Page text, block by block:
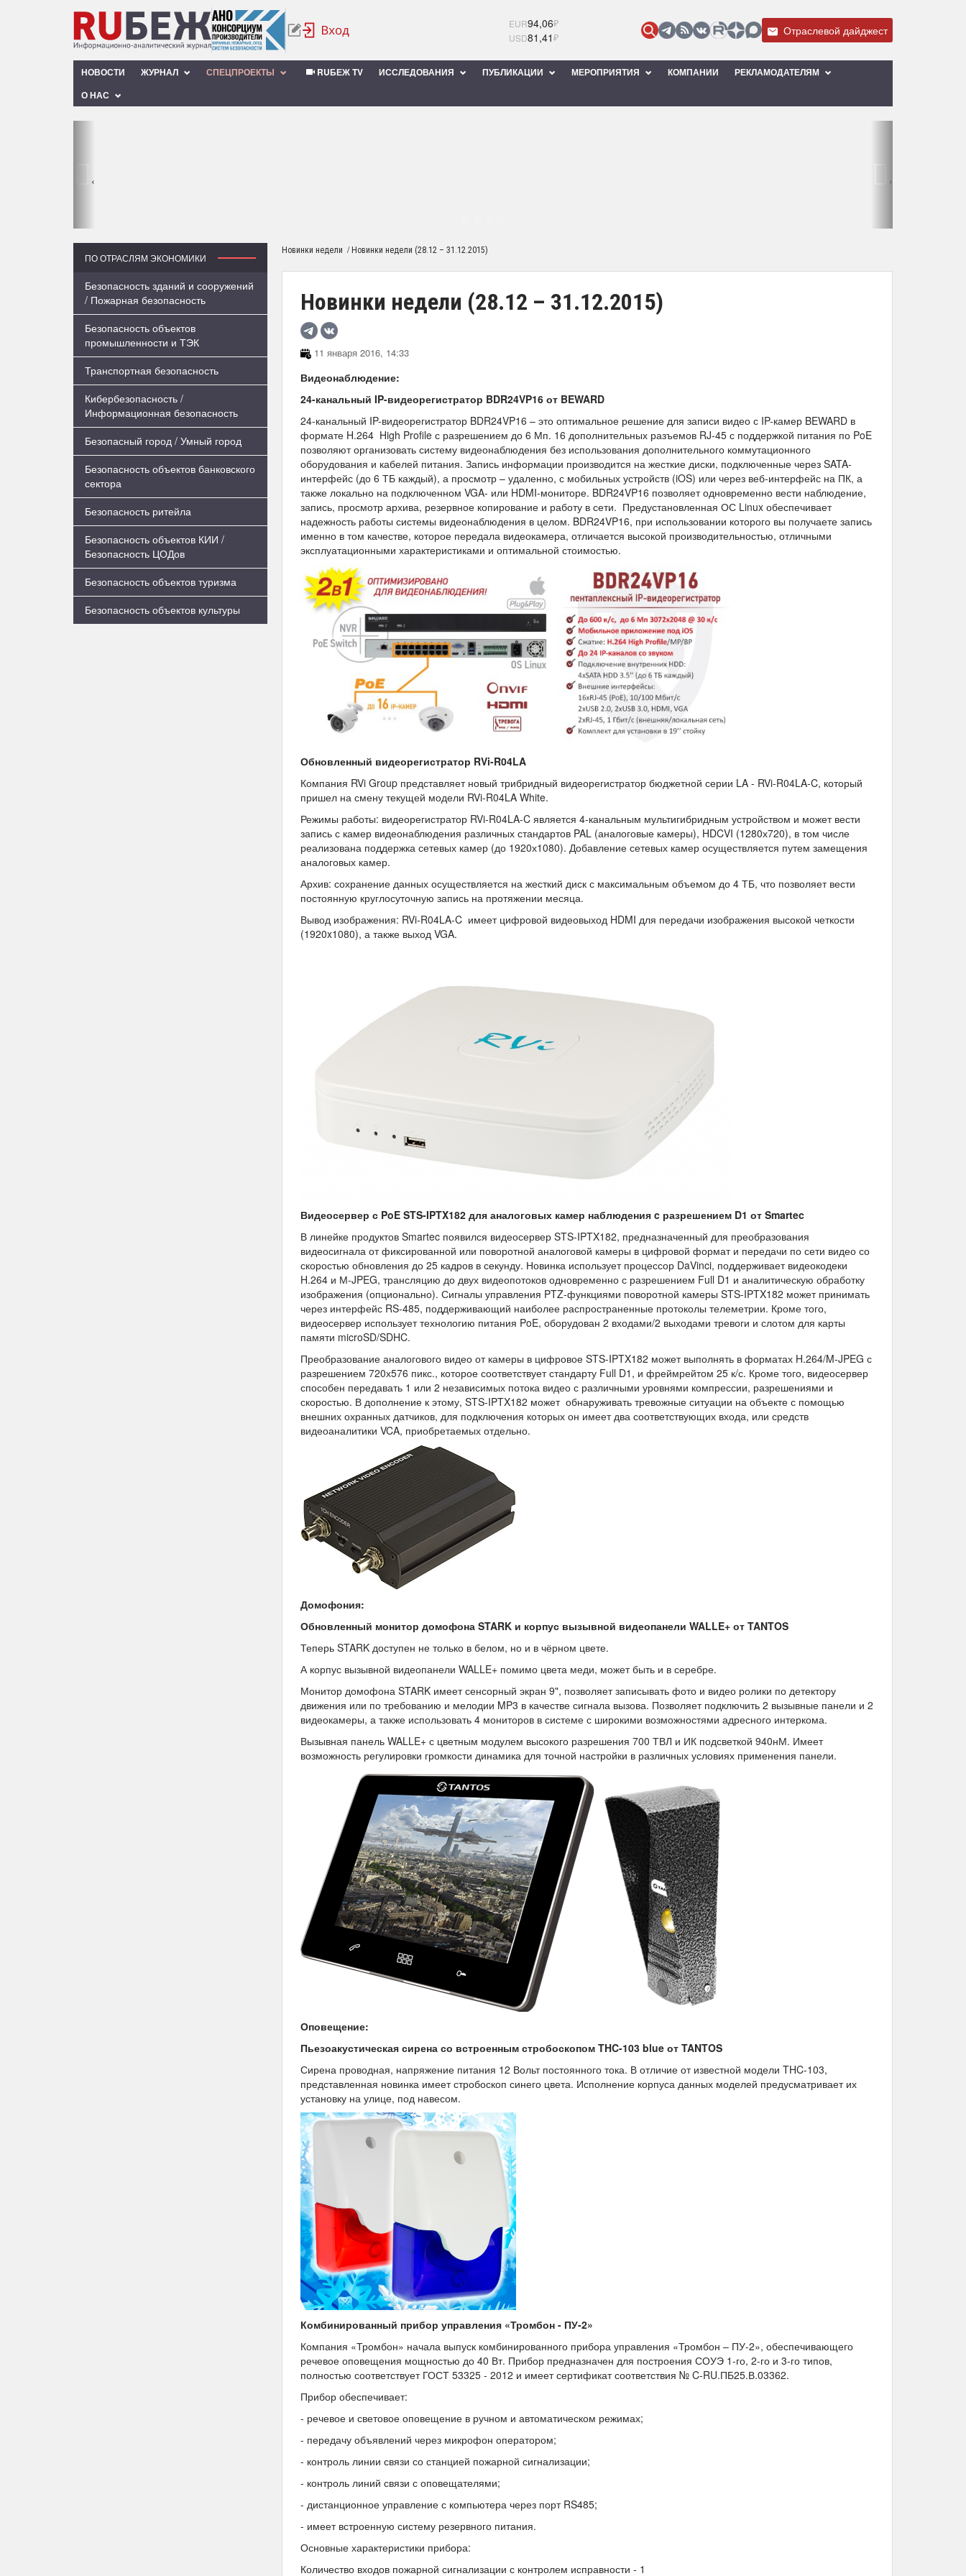
EUR94,06₽
USD81,41₽ Отраслевой дайджест
НОВОСТИ ЖУРНАЛ СПЕЦПРОЕКТЫ RUБЕЖ TV ИССЛЕДОВАНИЯ ПУБЛИКАЦИИ МЕРОПРИЯТИЯ КОМПАНИИ
РЕКЛАМОДАТЕЛЯМ
О НАС
‹ ›
ПО ОТРАСЛЯМ ЭКОНОМИКИ
Безопасность зданий и сооружений
/ Пожарная безопасность
Безопасность объектов
промышленности и ТЭК
Транспортная безопасность
Кибербезопасность /
Информационная безопасность
Безопасный город / Умный город
Безопасность объектов банковского
сектора
Безопасность ритейла
Безопасность объектов КИИ /
Безопасность ЦОДов
Безопасность объектов туризма
Безопасность объектов культуры
Новинки недели / Новинки недели (28.12 – 31.12.2015)
Новинки недели (28.12 – 31.12.2015)
11 января 2016, 14:33
Видеонаблюдение:
24-канальный IP-видеорегистратор BDR24VP16 от BEWARD
24-канальный IP-видеорегистратор BDR24VP16 – это оптимальное решение для записи видео с IP-камер BEWARD в
формате H.264 High Profile с разрешением до 6 Мп. 16 дополнительных разъемов RJ-45 с поддержкой питания по PoE
позволяют организовать систему видеонаблюдения без использования дополнительного коммутационного
оборудования и кабелей питания. Запись информации производится на жесткие диски, подключенные через SATA-
интерфейс (до 6 ТБ каждый), а просмотр – удаленно, с мобильных устройств (iOS) или через веб-интерфейс на ПК, а
также локально на подключенном VGA- или HDMI-мониторе. BDR24VP16 позволяет одновременно вести наблюдение,
запись, просмотр архива, резервное копирование и работу в сети. Предустановленная ОС Linux обеспечивает
надежность работы системы видеонаблюдения в целом. BDR24VP16, при использовании которого вы получаете запись
именно в том качестве, которое передала видеокамера, отличается высокой производительностью, отличными
эксплуатационными характеристиками и оптимальной стоимостью.
Обновленный видеорегистратор RVi-R04LA
Компания RVi Group представляет новый трибридный видеорегистратор бюджетной серии LA - RVi-R04LA-C, который
пришел на смену текущей модели RVi-R04LA White.
Режимы работы: видеорегистратор RVi-R04LA-C является 4-канальным мультигибридным устройством и может вести
запись с камер видеонаблюдения различных стандартов PAL (аналоговые камеры), HDCVI (1280х720), в том числе
реализована поддержка сетевых камер (до 1920х1080). Добавление сетевых камер осуществляется путем замещения
аналоговых камер.
Архив: сохранение данных осуществляется на жесткий диск с максимальным объемом до 4 ТБ, что позволяет вести
постоянную круглосуточную запись на протяжении месяца.
Вывод изображения: RVi-R04LA-C имеет цифровой видеовыход HDMI для передачи изображения высокой четкости
(1920x1080), а также выход VGA.
Видеосервер с PoE STS-IPTX182 для аналоговых камер наблюдения c разрешением D1 от Smartec
В линейке продуктов Smartec появился видеосервер STS-IPTX182, предназначенный для преобразования
видеосигнала от фиксированной или поворотной аналоговой камеры в цифровой формат и передачи по сети видео со
скоростью обновления до 25 кадров в секунду. Новинка использует процессор DaVinci, поддерживает видеокодеки
H.264 и М-JPEG, трансляцию до двух видеопотоков одновременно с разрешением Full D1 и аналитическую обработку
изображения (опционально). Сигналы управления PTZ-функциями поворотной камеры STS-IPTX182 может принимать
через интерфейс RS-485, поддерживающий наиболее распространенные протоколы телеметрии. Кроме того,
видеосервер использует технологию питания PoE, оборудован 2 входами/2 выходами тревоги и слотом для карты
памяти microSD/SDHC.
Преобразование аналогового видео от камеры в цифровое STS-IPTX182 может выполнять в форматах H.264/M-JPEG с
разрешением 720х576 пикс., которое соответствует стандарту Full D1, и фреймрейтом 25 к/с. Кроме того, видеосервер
способен передавать 1 или 2 независимых потока видео с различными уровнями компрессии, разрешениями и
скоростью. В дополнение к этому, STS-IPTX182 может обнаруживать тревожные ситуации на объекте с помощью
внешних охранных датчиков, для подключения которых он имеет два соответствующих входа, или средств
видеоаналитики VCA, приобретаемых отдельно.
Домофония:
Обновленный монитор домофона STARK и корпус вызывной видеопанели WALLE+​ от TANTOS
Теперь STARK доступен не только в белом, но и в чёрном цвете.
А корпус вызывной видеопанели WALLE+ помимо цвета меди, может быть и в серебре.
Монитор домофона STARK имеет сенсорный экран 9", позволяет записывать фото и видео ролики по детектору
движения или по требованию и мелодии MP3 в качестве сигнала вызова. Позволяет подключить 2 вызывные панели и 2
видеокамеры, а также использовать 4 мониторов в системе с широкими возможностями адресного интеркома.
Вызывная панель WALLE+ с цветным модулем высокого разрешения 700 ТВЛ и ИК подсветкой 940нМ. Имеет
возможность регулировки громкости динамика для точной настройки в различных условиях применения панели.
Оповещение:
Пьезоакустическая сирена со встроенным стробоскопом THC-103 blue от TANTOS​
Сирена проводная, напряжение питания 12 Вольт постоянного тока. В отличие от известной модели THC-103,
представленная новинка имеет стробоскоп синего цвета. Исполнение корпуса данных моделей предусматривает их
установку на улице, под навесом.
Комбинированный прибор управления «Тромбон - ПУ-2»
Компания «Тромбон» начала выпуск комбинированного прибора управления «Тромбон – ПУ-2», обеспечивающего
речевое оповещения мощностью до 40 Вт. Прибор предназначен для построения СОУЭ 1-го, 2-го и 3-го типов,
полностью соответствует ГОСТ 53325 - 2012 и имеет сертификат соответствия № C-RU.ПБ25.В.03362.
Прибор обеспечивает:
- речевое и световое оповещение в ручном и автоматическом режимах;
- передачу объявлений через микрофон оператором;
- контроль линии связи со станцией пожарной сигнализации;
- контроль линий связи с оповещателями;
- дистанционное управление с компьютера через порт RS485;
- имеет встроенную систему резервного питания.
Основные характеристики прибора:
Количество входов пожарной сигнализации с контролем исправности - 1